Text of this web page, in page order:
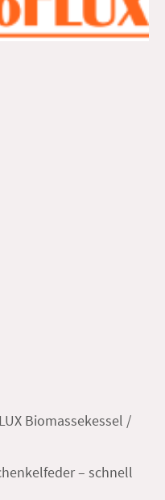
Biomassekessel /
– schnell